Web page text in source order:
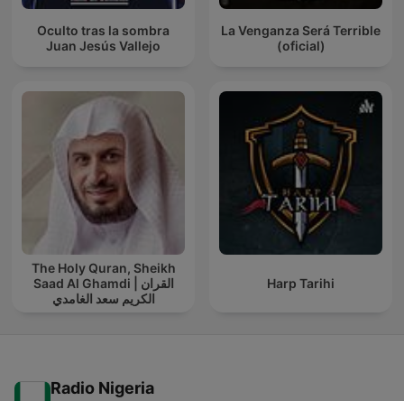
Oculto tras la sombra
Juan Jesús Vallejo
La Venganza Será Terrible
(oficial)
The Holy Quran, Sheikh
Saad Al Ghamdi | القران
الكريم سعد الغامدي
Harp Tarihi
Radio Nigeria